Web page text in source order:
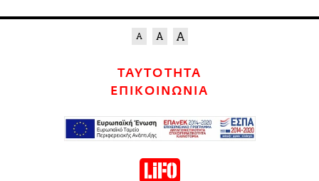
ΤΑΥΤΟΤΗΤΑ
ΕΠΙΚΟΙΝΩΝΙΑ